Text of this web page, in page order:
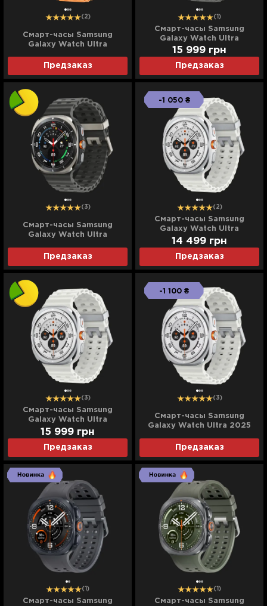
(2)
Смарт-часы Samsung
Galaxy Watch Ultra
Предзаказ
(1)
Смарт-часы Samsung
Galaxy Watch Ultra
(Titanium Silver) (Standard)
Предзаказ
15 999 грн
(3)
Смарт-часы Samsung
Galaxy Watch Ultra
Предзаказ
-1 050 ₴
(2)
Смарт-часы Samsung
Galaxy Watch Ultra
(Titanium White) (Standard)
Предзаказ
14 499 грн
(3)
Смарт-часы Samsung
Galaxy Watch Ultra
(Titanium White) (Ultra)
Предзаказ
15 999 грн
-1 100 ₴
(3)
Смарт-часы Samsung
Galaxy Watch Ultra 2025
Предзаказ
(1)
Смарт-часы Samsung
(1)
Смарт-часы Samsung